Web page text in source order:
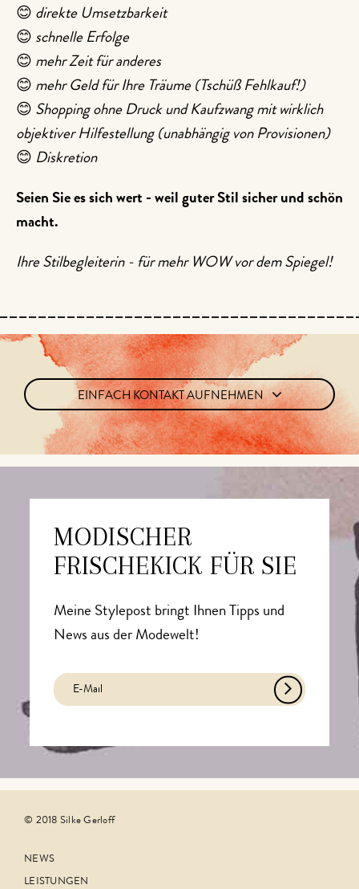
😊 direkte Umsetzbarkeit
😊 schnelle Erfolge
😊 mehr Zeit für anderes
😊 mehr Geld für Ihre Träume (Tschüß Fehlkauf!)
😊 Shopping ohne Druck und Kaufzwang mit wirklich
objektiver Hilfestellung (unabhängig von Provisionen)
😊 Diskretion
Seien Sie es sich wert - weil guter Stil sicher und schön
macht.
Ihre Stilbegleiterin - für mehr WOW vor dem Spiegel!
EINFACH KONTAKT AUFNEHMEN
MODISCHER
FRISCHEKICK FÜR SIE
Meine Stylepost bringt Ihnen Tipps und
News aus der Modewelt!
© 2018 Silke Gerloff
NEWS
LEISTUNGEN